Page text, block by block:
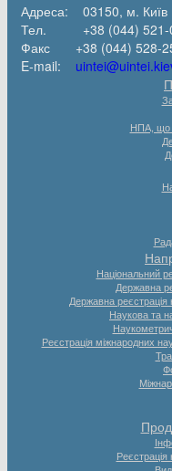
Адреса: 03150, м. Київ
Тел. +38 (044) 521-
Факс +38 (044) 528-
E-mail:
НПА, що
Національний
Державна
Державна реєстрація
Наукова та
Реєстрація міжнародних
Реєстрація